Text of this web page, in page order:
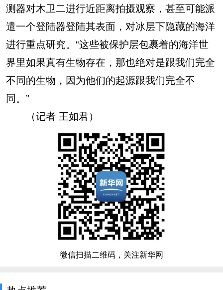
测器对木卫二进行近距离拍摄观察，甚至可能派
遣一个登陆器登陆其表面，对冰层下隐藏的海洋
进行重点研究。“这些被保护层包裹着的海洋世
界里如果真有生物存在，那也绝对是跟我们完全
不同的生物，因为他们的起源跟我们完全不
同。”
（记者 王如君）
微信扫描二维码，关注新华网